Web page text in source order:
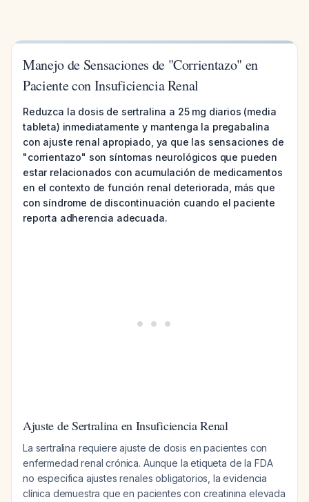
Manejo de Sensaciones de "Corrientazo" en
Paciente con Insuficiencia Renal
Reduzca la dosis de sertralina a 25 mg diarios (media
tableta) inmediatamente y mantenga la pregabalina
con ajuste renal apropiado, ya que las sensaciones de
"corrientazo" son síntomas neurológicos que pueden
estar relacionados con acumulación de medicamentos
en el contexto de función renal deteriorada, más que
con síndrome de discontinuación cuando el paciente
reporta adherencia adecuada.
Ajuste de Sertralina en Insuficiencia Renal
La sertralina requiere ajuste de dosis en pacientes con
enfermedad renal crónica. Aunque la etiqueta de la FDA
no especifica ajustes renales obligatorios, la evidencia
clínica demuestra que en pacientes con creatinina elevada